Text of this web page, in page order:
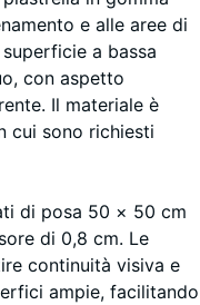
e alle aree di
a bassa
con aspetto
Il materiale è
cui sono richiesti
di posa 50 × 50 cm
di 0,8 cm. Le
continuità visiva e
ampie, facilitando